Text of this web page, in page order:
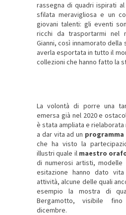
rassegna di quadri ispirati
sfilata meravigliosa e un
giovani talenti: gli eventi
ricchi da trasportarmi nel
Gianni, così innamorato della
averla esportata in tutto il
collezioni che hanno fatto la
La volontà di porre una
emersa già nel 2020 e
è stata ampliata e rielaborata
a dar vita ad un programma
che ha visto la
illustri quale ilmaestro
di numerosi artisti, modelle
esitazione hanno dato
attività, alcune delle quali
esempio la mostra di
Bergamotto,visibile
dicembre.